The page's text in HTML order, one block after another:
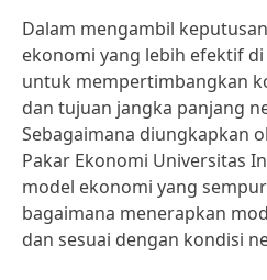
Dalam mengambil
ekonomi yang lebih efektif
untuk mempertimbangkan
dan tujuan jangka panjang
Sebagaimana diungkapkan
Pakar Ekonomi Universitas
model ekonomi yang
bagaimana menerapkan
dan sesuai dengan kondisi